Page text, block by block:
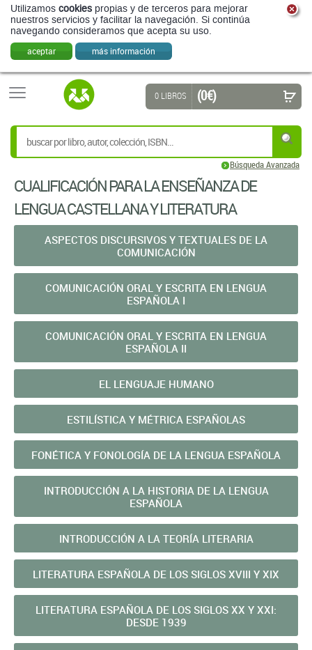
Utilizamos cookies propias y de terceros para mejorar
nuestros servicios y facilitar la navegación. Si continúa
navegando consideramos que acepta su uso.
aceptar más información
Búsqueda Avanzada
0 LIBROS (0 €)
CUALIFICACIÓN PARA LA ENSEÑANZA DE
LENGUA CASTELLANA Y LITERATURA
ASPECTOS DISCURSIVOS Y TEXTUALES DE LA
COMUNICACIÓN
COMUNICACIÓN ORAL Y ESCRITA EN LENGUA
ESPAÑOLA I
COMUNICACIÓN ORAL Y ESCRITA EN LENGUA
ESPAÑOLA II
EL LENGUAJE HUMANO
ESTILÍ­STICA Y MÉTRICA ESPAÑOLAS
FONÉTICA Y FONOLOGÍA DE LA LENGUA ESPAÑOLA
INTRODUCCIÓN A LA HISTORIA DE LA LENGUA
ESPAÑOLA
INTRODUCCIÓN A LA TEORÍ­A LITERARIA
LITERATURA ESPAÑOLA DE LOS SIGLOS XVIII Y XIX
LITERATURA ESPAÑOLA DE LOS SIGLOS XX Y XXI:
DESDE 1939